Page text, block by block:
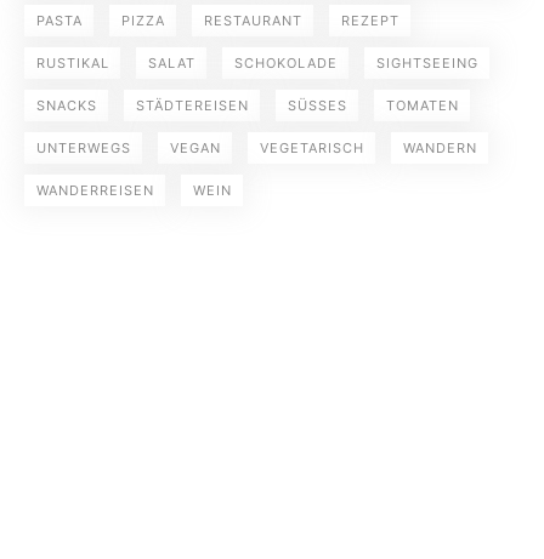
PASTA PIZZA RESTAURANT REZEPT
RUSTIKAL SALAT SCHOKOLADE SIGHTSEEING
SNACKS STÄDTEREISEN SÜSSES TOMATEN
UNTERWEGS VEGAN VEGETARISCH WANDERN
WANDERREISEN WEIN